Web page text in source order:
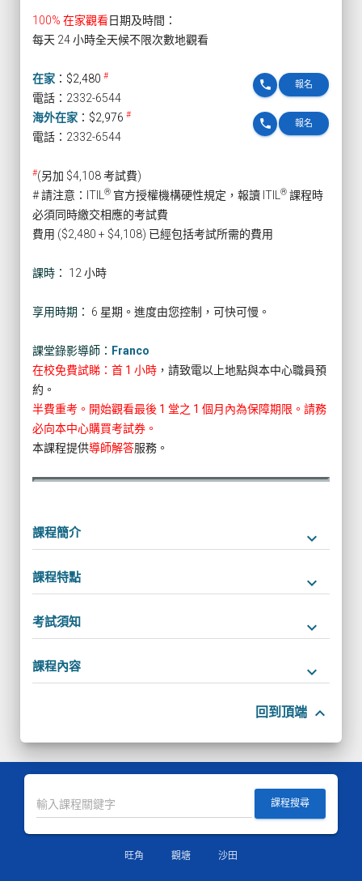
100% 在家觀看日期及時間：
每天 24 小時全天候不限次數地觀看
在家 ： $2,480 #
報名
phone
電話：2332-6544
海外在家 ： $2,976 #
報名
phone
電話：2332-6544
#(另加 $4,108 考試費)
# 請注意：ITIL
® 官方授權機構硬性規定，報讀 ITIL ® 課程時
必須同時繳交相應的考試費
費用 ($2,480 + $4,108) 已經包括考試所需的費用
課時： 12 小時
享用時期： 6 星期。進度由您控制，可快可慢。
課堂錄影導師： Franco
在校免費試睇：首 1 小時 ，請致電以上地點與本中心職員預
約。
半費重考。開始觀看最後 1 堂之 1 個月內為保障期限。請務
必向本中心購買考試券。
本課程提供導師解答服務。
課程簡介 keyboard_arrow_down
課程特點 keyboard_arrow_down
考試須知 keyboard_arrow_down
課程內容 keyboard_arrow_down
回到頂端 keyboard_arrow_up
課程搜尋
旺角 觀塘 沙田